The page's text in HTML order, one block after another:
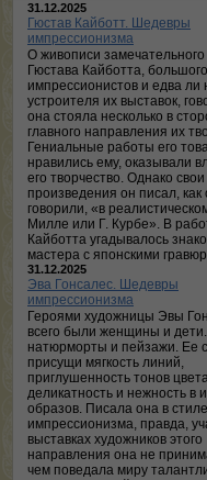
31.12.2025
Гюстав Кайботт. Шедевры
импрессионизма
О живописи
Гюстава Кайботта,
импрессионистов и едва ли
устроителя их выставок,
она стояла несколько в
главного направления их
Гениальные работы его
нравились ему, оказывали
его творчество. Однако свои
произведения он писал, как
говорили, «в
Милле или Г. Курбе». В
Кайботта угадывалось
мастера с японскими
31.12.2025
Эва Гонсалес. Шедевры
импрессионизма
Героями художницы Эвы
всего были женщины и
натюрморты и пейзажи. Ее
присущи мягкость линий,
приглушенность тонов
деликатность и нежность в
образов. Писала она в стиле
импрессионизма, правда,
выставках художников этого
направления она не
чем поведала миру